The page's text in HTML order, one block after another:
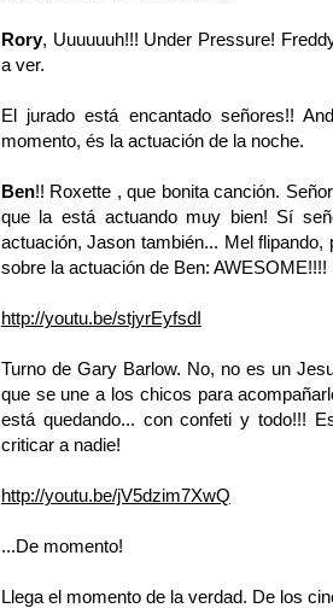
Rory, Uuuuuuh!!! Under Pressure!
a ver.
El jurado está encantado señores!!
momento, és la actuación de la noche.
Ben!! Roxette , que bonita canción.
que la está actuando muy bien! Sí
actuación, Jason también... Mel
sobre la actuación de Ben: AWESOME!!!!
http://youtu.be/stjyrEyfsdI
Turno de Gary Barlow. No, no es un
que se une a los chicos para
está quedando... con confeti y todo!!!
criticar a nadie!
http://youtu.be/jV5dzim7XwQ
...De momento!
Llega el momento de la verdad. De los